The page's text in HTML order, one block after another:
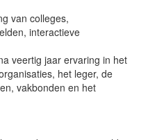
van colleges,
interactieve
veertig jaar ervaring in het
het leger, de
vakbonden en het